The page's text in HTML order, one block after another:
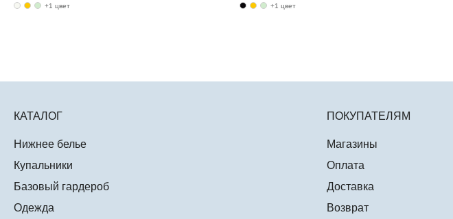
+1 цвет
+1 цвет
КАТАЛОГ
Нижнее белье
Купальники
Базовый гардероб
Одежда
ПОКУПАТЕЛЯМ
Магазины
Оплата
Доставка
Возврат